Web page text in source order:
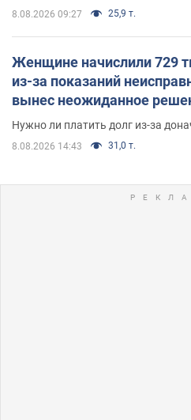
8.08.2026 09:27 25,9 т.
Женщине начислили 729
из-за показаний
вынес неожиданное
Нужно ли платить долг из-за
8.08.2026 14:43 31,0 т.